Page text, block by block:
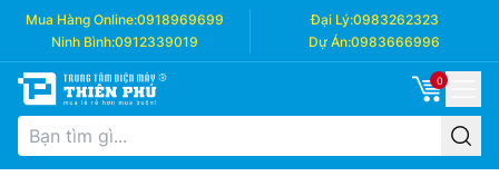
Mua Hàng Online:0918969699 Đại Lý:0983262323
Ninh Bình:0912339019 Dự Án:0983666996
0